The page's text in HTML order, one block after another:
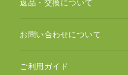
返品・交換について
お問い合わせについて
ご利用ガイド